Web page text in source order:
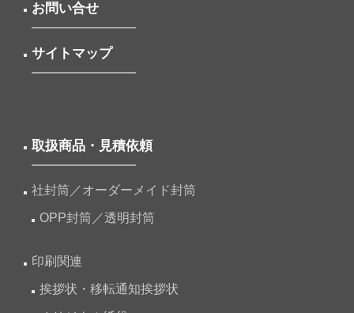
お問い合せ
サイトマップ
取扱商品・見積依頼
社封筒／オーダーメイド封筒
OPP封筒／透明封筒
印刷関連
挨拶状・移転通知挨拶状